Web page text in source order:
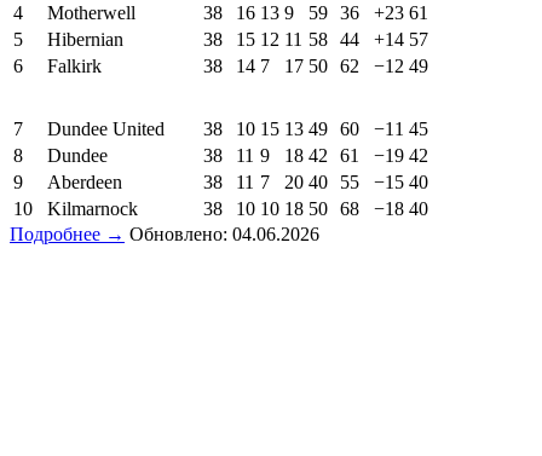
4
Motherwell 38 16 13 9 59 36 +23 61
5
Hibernian 38 15 12 11 58 44 +14 57
6
Falkirk 38 14 7 17 50 62 −12 49
7 Dundee United 38 10 15 13 49 60 −11 45
8
Dundee 38 11 9 18 42 61 −19 42
9
Aberdeen 38 11 7 20 40 55 −15 40
10
Kilmarnock 38 10 10 18 50 68 −18 40
Подробнее → Обновлено: 04.06.2026